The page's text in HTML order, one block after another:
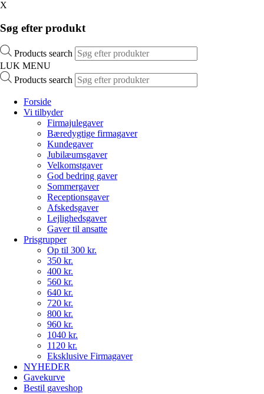
X
Søg efter produkt
Products search
LUK MENU
Products search
Forside
Vi tilbyder
Firmajulegaver
Bæredygtige firmagaver
Kundegaver
Jubilæumsgaver
Velkomstgaver
God bedring gaver
Sommergaver
Receptionsgaver
Afskedsgaver
Lejlighedsgaver
Gaver til ansatte
Prisgrupper
Op til 300 kr.
350 kr.
400 kr.
560 kr.
640 kr.
720 kr.
800 kr.
960 kr.
1040 kr.
1120 kr.
Eksklusive Firmagaver
NYHEDER
Gavekurve
Bestil gaveshop